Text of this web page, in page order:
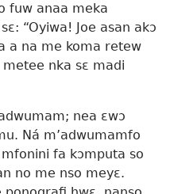
fuw anaa meka
“Oyiwa! Joe asan akɔ
a na me koma retew
nka sɛ madi
nea ɛwɔ
Ná m’adwumamfo
fa kɔmputa so
no me nso meyɛ.